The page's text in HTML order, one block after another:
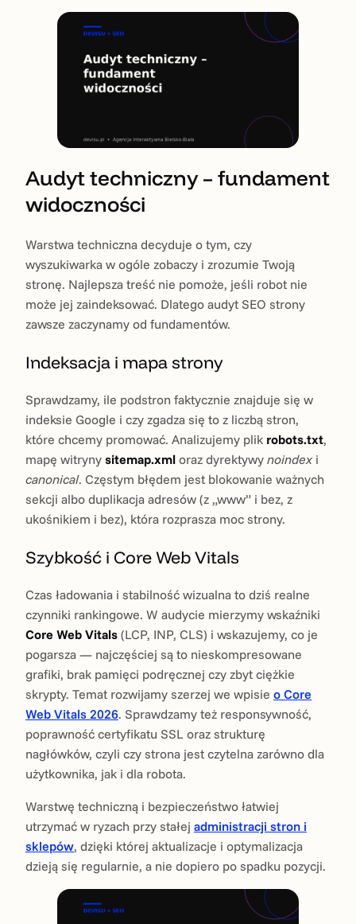
Audyt techniczny – fundament
widoczności
Warstwa techniczna decyduje o tym, czy
wyszukiwarka w ogóle zobaczy i zrozumie Twoją
stronę. Najlepsza treść nie pomoże, jeśli robot nie
może jej zaindeksować. Dlatego audyt SEO strony
zawsze zaczynamy od fundamentów.
Indeksacja i mapa strony
Sprawdzamy, ile podstron faktycznie znajduje się w
indeksie Google i czy zgadza się to z liczbą stron,
które chcemy promować. Analizujemy plik robots.txt,
mapę witryny sitemap.xml oraz dyrektywy noindexi
canonical. Częstym błędem jest blokowanie ważnych
sekcji albo duplikacja adresów (z „www” i bez, z
ukośnikiem i bez), która rozprasza moc strony.
Szybkość i Core Web Vitals
Czas ładowania i stabilność wizualna to dziś realne
czynniki rankingowe. W audycie mierzymy wskaźniki
Core Web Vitals (LCP, INP, CLS) i wskazujemy, co je
pogarsza — najczęściej są to nieskompresowane
grafiki, brak pamięci podręcznej czy zbyt ciężkie
skrypty. Temat rozwijamy szerzej we wpisie o Core
Web Vitals 2026. Sprawdzamy też responsywność,
poprawność certyfikatu SSL oraz strukturę
nagłówków, czyli czy strona jest czytelna zarówno dla
użytkownika, jak i dla robota.
Warstwę techniczną i bezpieczeństwo łatwiej
utrzymać w ryzach przy stałej administracji stron i
sklepów, dzięki której aktualizacje i optymalizacja
dzieją się regularnie, a nie dopiero po spadku pozycji.